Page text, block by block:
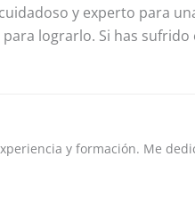
y experto para
lograrlo. Si has
y formación. Me